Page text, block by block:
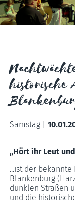
historische
Samstag |
„Hört ihr Leut
...ist der
Blankenburg
dunklen Straßen
und die